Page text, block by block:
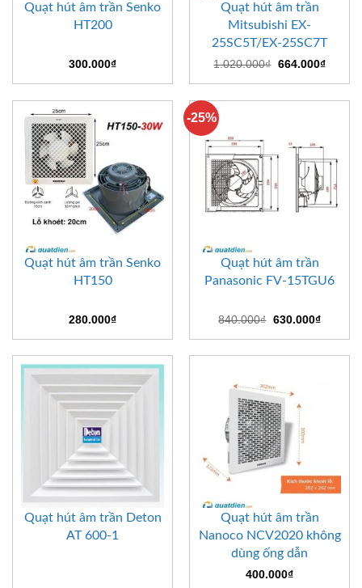
Quạt hút âm trần Senko
HT200
300.000₫
Quạt hút âm trần
Mitsubishi EX-
25SC5T/EX-25SC7T
1.020.000₫ Giá
là:
664.000₫Giá
tại
Quạt hút âm trần Senko
HT150
280.000₫
-25%
Quạt hút âm trần
Panasonic FV-15TGU6
840.000₫ Giá
là:
630.000₫Giá
tại
Quạt hút âm trần Deton
AT 600-1
Quạt hút âm trần
Nanoco NCV2020 không
dùng ống dẫn
400.000₫